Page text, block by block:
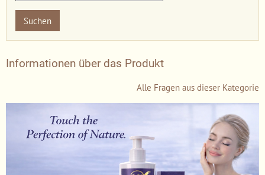
Suchen
Informationen über das Produkt
Alle Fragen aus dieser Kategorie